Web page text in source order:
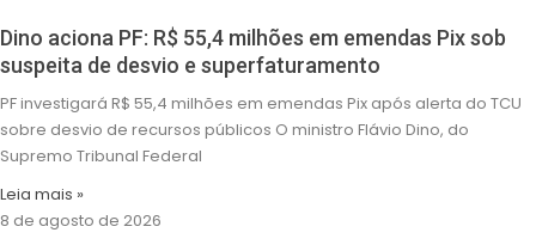
Dino aciona PF: R$ 55,4 milhões em emendas Pix sob
suspeita de desvio e superfaturamento
PF investigará R$ 55,4 milhões em emendas Pix após alerta do TCU
sobre desvio de recursos públicos O ministro Flávio Dino, do
Supremo Tribunal Federal
Leia mais »
8 de agosto de 2026